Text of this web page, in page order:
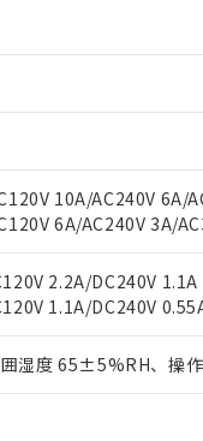
10A/AC240V 6A/
6A/AC240V 3A/
2.2A/DC240V 1.1A
1.1A/DC240V
湿度 65±5%RH、操
価格はお客様のお取
さい。
や当社販売拠点は「販
果を当社の事前の承
ト作成サービス）を
に関するお客様との
臭化ビフェニル類(PBB)
御機器に対する適用除外項目
閾値を超える意図的な使用が
より、予定月が前後す
ード
中国RoHSの基準値を
部門へお問い合わせく
、 Cd(カドミウム) : 100ppm
フタル酸ジイソブチル) :
すべてが基準値以下で
いて有害物質が外部に
部門へお問い合わせく
提供する場合は、日
せん。
に販売する場合は、
販売に係わる関係者
が在庫あり
状況については、お客
売員にご確認ください)
在庫状況の情報を公開